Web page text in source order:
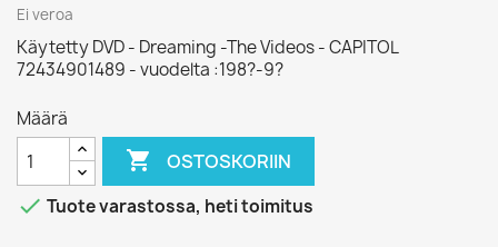
Ei veroa
Käytetty DVD - Dreaming -The Videos - CAPITOL
72434901489 - vuodelta :198?-9?
Määrä
 OSTOSKORIIN
 Tuote varastossa, heti toimitus